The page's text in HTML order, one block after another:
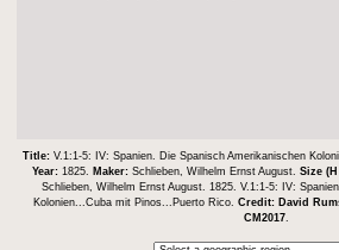
Title: V.1:1-5: IV: Spanien. Die Spanisch Amerikanischen
Year: 1825. Maker: Schlieben, Wilhelm Ernst August. Size
Schlieben, Wilhelm Ernst August. 1825. V.1:1-5: IV:
Kolonien...Cuba mit Pinos...Puerto Rico. Credit: David
CM2017